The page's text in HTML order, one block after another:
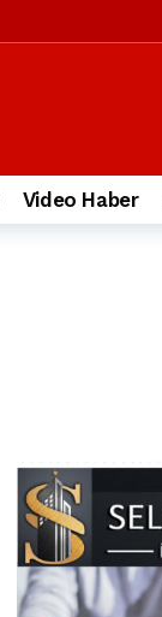
Video Haber